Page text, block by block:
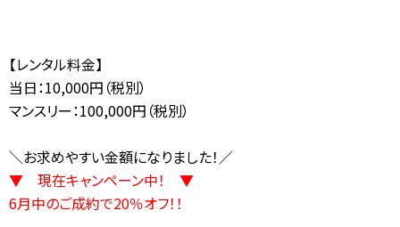
【レンタル料金】
当日：10,000円（税別）
マンスリー：100,000円（税別）
＼お求めやすい金額になりました！／
▼ 現在キャンペーン中！ ▼
6月中のご成約で20％オフ！！